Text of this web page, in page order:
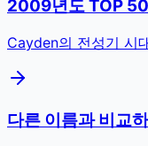
2009년도 TOP 50
Cayden의 전성기 시
다른 이름과 비교하